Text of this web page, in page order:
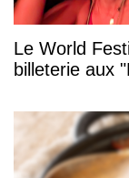
Le World
billeterie aux